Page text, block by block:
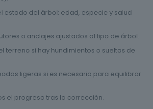
estado del árbol: edad, especie y salud
o anclajes ajustados al tipo de árbol.
terreno si hay hundimientos o sueltas de
ligeras si es necesario para equilibrar
el progreso tras la corrección.